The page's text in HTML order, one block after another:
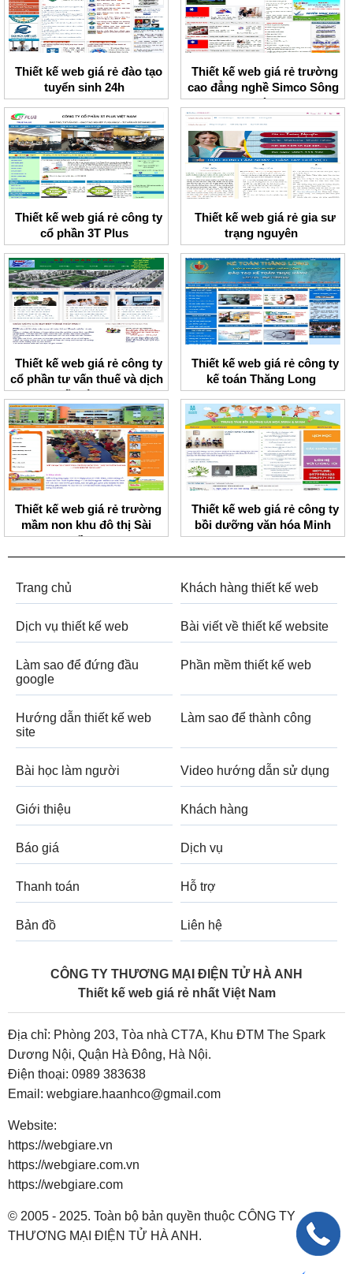
Thiết kế web giá rẻ đào tạo
tuyển sinh 24h
Thiết kế web giá rẻ trường
cao đẳng nghề Simco Sông
Đà
Thiết kế web giá rẻ công ty
cổ phần 3T Plus
Thiết kế web giá rẻ gia sư
trạng nguyên
Thiết kế web giá rẻ công ty
cổ phần tư vấn thuế và dịch
vụ kế toán PMC
Thiết kế web giá rẻ công ty
kế toán Thăng Long
Thiết kế web giá rẻ trường
mầm non khu đô thị Sài
Đồng
Thiết kế web giá rẻ công ty
bồi dưỡng văn hóa Minh
Minh
Trang chủ Khách hàng thiết kế web
Dịch vụ thiết kế web Bài viết về thiết kế website
Làm sao để đứng đầu
google
Phần mềm thiết kế web
Hướng dẫn thiết kế web
site
Làm sao để thành công
Bài học làm người Video hướng dẫn sử dụng
Giới thiệu Khách hàng
Báo giá Dịch vụ
Thanh toán Hỗ trợ
Bản đồ Liên hệ
CÔNG TY THƯƠNG MẠI ĐIỆN TỬ HÀ ANH
Thiết kế web giá rẻ nhất Việt Nam
Địa chỉ: Phòng 203, Tòa nhà CT7A, Khu ĐTM The Spark
Dương Nội, Quận Hà Đông, Hà Nội.
Điện thoại: 0989 383638
Email: webgiare.haanhco@gmail.com
Website:
https://webgiare.vn
https://webgiare.com.vn
https://webgiare.com
© 2005 - 2025. Toàn bộ bản quyền thuộc CÔNG TY
THƯƠNG MẠI ĐIỆN TỬ HÀ ANH.